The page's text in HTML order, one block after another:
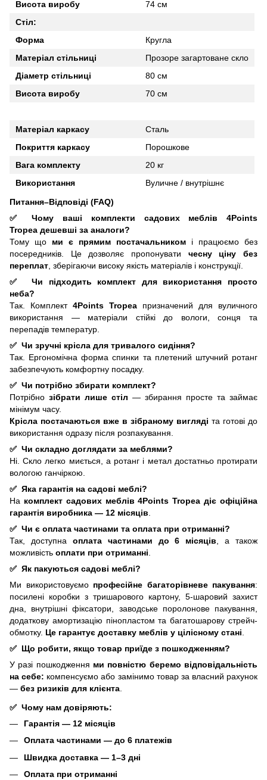
Висота виробу
74 см
Стіл:
Форма
Кругла
Матеріал стільниці
Прозоре загартоване скло
Діаметр стільниці
80 см
Висота виробу
70 см
Матеріал каркасу
Сталь
Покриття каркасу
Порошкове
Вага комплекту
20 кг
Використання
Вуличне / внутрішнє
Питання–Відповіді (FAQ)
✅ Чому ваші комплекти садових меблів 4Points
Tropea дешевші за аналоги?
Тому що ми є прямим постачальником і працюємо без
посередників. Це дозволяє пропонувати чесну ціну без
переплат, зберігаючи високу якість матеріалів і конструкції.
✅
Чи підходить комплект для використання просто
неба?
Так. Комплект 4Points Tropea призначений для вуличного
використання — матеріали стійкі до вологи, сонця та
перепадів температур.
✅ Чи зручні крісла для тривалого сидіння?
Так. Ергономічна форма спинки та плетений штучний ротанг
забезпечують комфортну посадку.
✅ Чи потрібно збирати комплект?
Потрібно зібрати лише стіл — збирання просте та займає
мінімум часу.
Крісла постачаються вже в зібраному вигляді та готові до
використання одразу після розпакування.
✅ Чи складно доглядати за меблями?
Ні. Скло легко миється, а ротанг і метал достатньо протирати
вологою ганчіркою.
✅ Яка гарантія на садові меблі?
На комплект садових меблів 4Points Tropeaдіє офіційна
гарантія виробника — 12 місяців.
✅ Чи є оплата частинами та оплата при отриманні?
Так, доступна оплата частинами до 6 місяців, а також
можливість оплати при отриманні.
✅ Як пакуються садові меблі?
Ми використовуємо професійне багаторівневе пакування:
посилені коробки з тришарового картону, 5-шаровий захист
дна, внутрішні фіксатори, заводське поролонове пакування,
додаткову амортизацію пінопластом та багатошарову стрейч-
обмотку. Це гарантує доставку меблів у цілісному стані.
✅ Що робити, якщо товар приїде з пошкодженням?
У разі пошкодження ми повністю беремо відповідальність
на себе: компенсуємо або замінимо товар за власний рахунок
— без ризиків для клієнта.
✅ Чому нам довіряють:
Гарантія — 12 місяців
Оплата частинами — до 6 платежів
Швидка доставка — 1–3 дні
Оплата при отриманні